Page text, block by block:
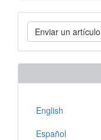
Enviar
un
artículo
Enviar un artículo
English
Español